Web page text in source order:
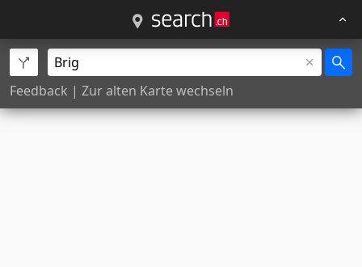
Feedback | Zur alten Karte wechseln